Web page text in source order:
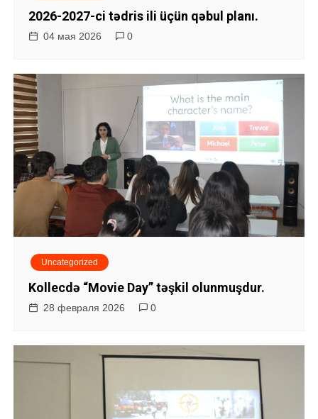
з
а
п
и
с
я
м
2026-2027-ci tədris ili üçün qəbul planı.
04 мая 2026 0
Uncategorized
Kollecdə “Movie Day” təşkil olunmuşdur.
28 февраля 2026 0